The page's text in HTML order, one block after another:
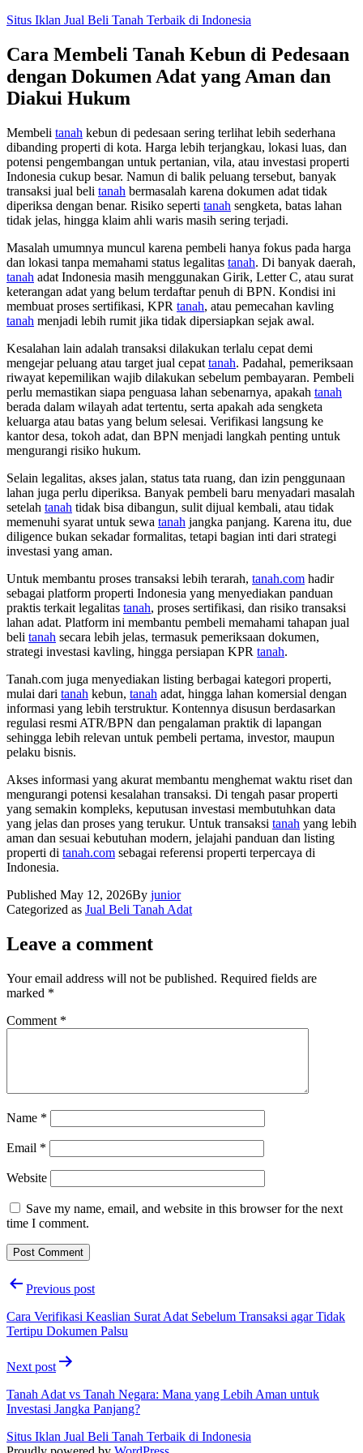
Skip
content
Situs Iklan Jual Beli Tanah Terbaik di Indonesia
Cara Membeli Tanah Kebun di Pedesaan
dengan Dokumen Adat yang Aman dan
Diakui Hukum
Membeli tanah kebun di pedesaan sering terlihat lebih sederhana
dibanding properti di kota. Harga lebih terjangkau, lokasi luas, dan
potensi pengembangan untuk pertanian, vila, atau investasi properti
Indonesia cukup besar. Namun di balik peluang tersebut, banyak
transaksi jual beli tanah bermasalah karena dokumen adat tidak
diperiksa dengan benar. Risiko seperti tanah sengketa, batas lahan
tidak jelas, hingga klaim ahli waris masih sering terjadi.
Masalah umumnya muncul karena pembeli hanya fokus pada harga
dan lokasi tanpa memahami status legalitas tanah. Di banyak daerah,
tanah adat Indonesia masih menggunakan Girik, Letter C, atau surat
keterangan adat yang belum terdaftar penuh di BPN. Kondisi ini
membuat proses sertifikasi, KPR tanah, atau pemecahan kavling
tanah menjadi lebih rumit jika tidak dipersiapkan sejak awal.
Kesalahan lain adalah transaksi dilakukan terlalu cepat demi
mengejar peluang atau target jual cepat tanah. Padahal, pemeriksaan
riwayat kepemilikan wajib dilakukan sebelum pembayaran. Pembeli
perlu memastikan siapa penguasa lahan sebenarnya, apakah tanah
berada dalam wilayah adat tertentu, serta apakah ada sengketa
keluarga atau batas yang belum selesai. Verifikasi langsung ke
kantor desa, tokoh adat, dan BPN menjadi langkah penting untuk
mengurangi risiko hukum.
Selain legalitas, akses jalan, status tata ruang, dan izin penggunaan
lahan juga perlu diperiksa. Banyak pembeli baru menyadari masalah
setelah tanah tidak bisa dibangun, sulit dijual kembali, atau tidak
memenuhi syarat untuk sewa tanah jangka panjang. Karena itu, due
diligence bukan sekadar formalitas, tetapi bagian inti dari strategi
investasi yang aman.
Untuk membantu proses transaksi lebih terarah, tanah.com hadir
sebagai platform properti Indonesia yang menyediakan panduan
praktis terkait legalitas tanah, proses sertifikasi, dan risiko transaksi
lahan adat. Platform ini membantu pembeli memahami tahapan jual
beli tanah secara lebih jelas, termasuk pemeriksaan dokumen,
strategi investasi kavling, hingga persiapan KPR tanah.
Tanah.com juga menyediakan listing berbagai kategori properti,
mulai dari tanah kebun, tanah adat, hingga lahan komersial dengan
informasi yang lebih terstruktur. Kontennya disusun berdasarkan
regulasi resmi ATR/BPN dan pengalaman praktik di lapangan
sehingga lebih relevan untuk pembeli pertama, investor, maupun
pelaku bisnis.
Akses informasi yang akurat membantu menghemat waktu riset dan
mengurangi potensi kesalahan transaksi. Di tengah pasar properti
yang semakin kompleks, keputusan investasi membutuhkan data
yang jelas dan proses yang terukur. Untuk transaksi tanah yang lebih
aman dan sesuai kebutuhan modern, jelajahi panduan dan listing
properti di tanah.com sebagai referensi properti terpercaya di
Indonesia.
Published May 12, 2026By junior
Categorized as Jual Beli Tanah Adat
Leave a comment
Your email address will not be published. Required fields are
marked *
Comment *
Name *
Email *
Website
Save my name, email, and website in this browser for the next
time I comment.
PostPrevious post
Cara Verifikasi Keaslian Surat Adat Sebelum Transaksi agar Tidak
Tertipu Dokumen Palsu
Next post
Tanah Adat vs Tanah Negara: Mana yang Lebih Aman untuk
Investasi Jangka Panjang?
Situs Iklan Jual Beli Tanah Terbaik di Indonesia